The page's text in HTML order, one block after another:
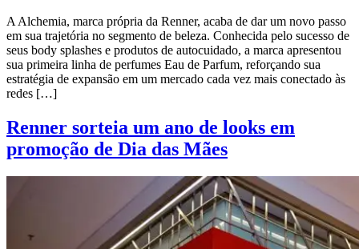
A Alchemia, marca própria da Renner, acaba de dar um novo passo
em sua trajetória no segmento de beleza. Conhecida pelo sucesso de
seus body splashes e produtos de autocuidado, a marca apresentou
sua primeira linha de perfumes Eau de Parfum, reforçando sua
estratégia de expansão em um mercado cada vez mais conectado às
redes […]
Renner sorteia um ano de looks em
promoção de Dia das Mães